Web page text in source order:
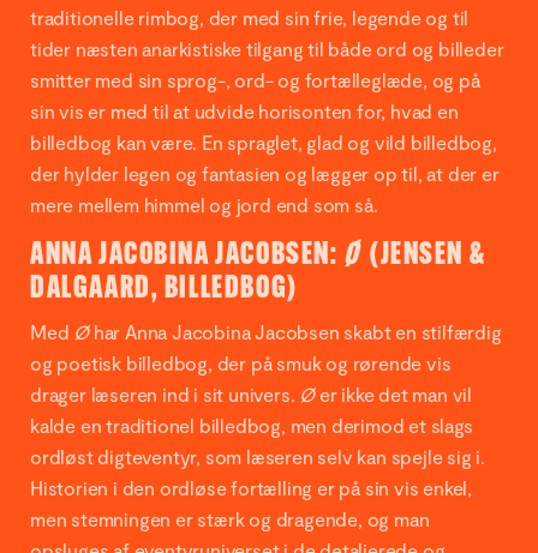
traditionelle rimbog, der med sin frie, legende og til
tider næsten anarkistiske tilgang til både ord og billeder
smitter med sin sprog-, ord- og fortælleglæde, og på
sin vis er med til at udvide horisonten for, hvad en
billedbog kan være. En spraglet, glad og vild billedbog,
der hylder legen og fantasien og lægger op til, at der er
mere mellem himmel og jord end som så.
ANNA JACOBINA JACOBSEN: Ø(JENSEN &
DALGAARD, BILLEDBOG)
Med Øhar Anna Jacobina Jacobsen skabt en stilfærdig
og poetisk billedbog, der på smuk og rørende vis
drager læseren ind i sit univers. Øer ikke det man vil
kalde en traditionel billedbog, men derimod et slags
ordløst digteventyr, som læseren selv kan spejle sig i.
Historien i den ordløse fortælling er på sin vis enkel,
men stemningen er stærk og dragende, og man